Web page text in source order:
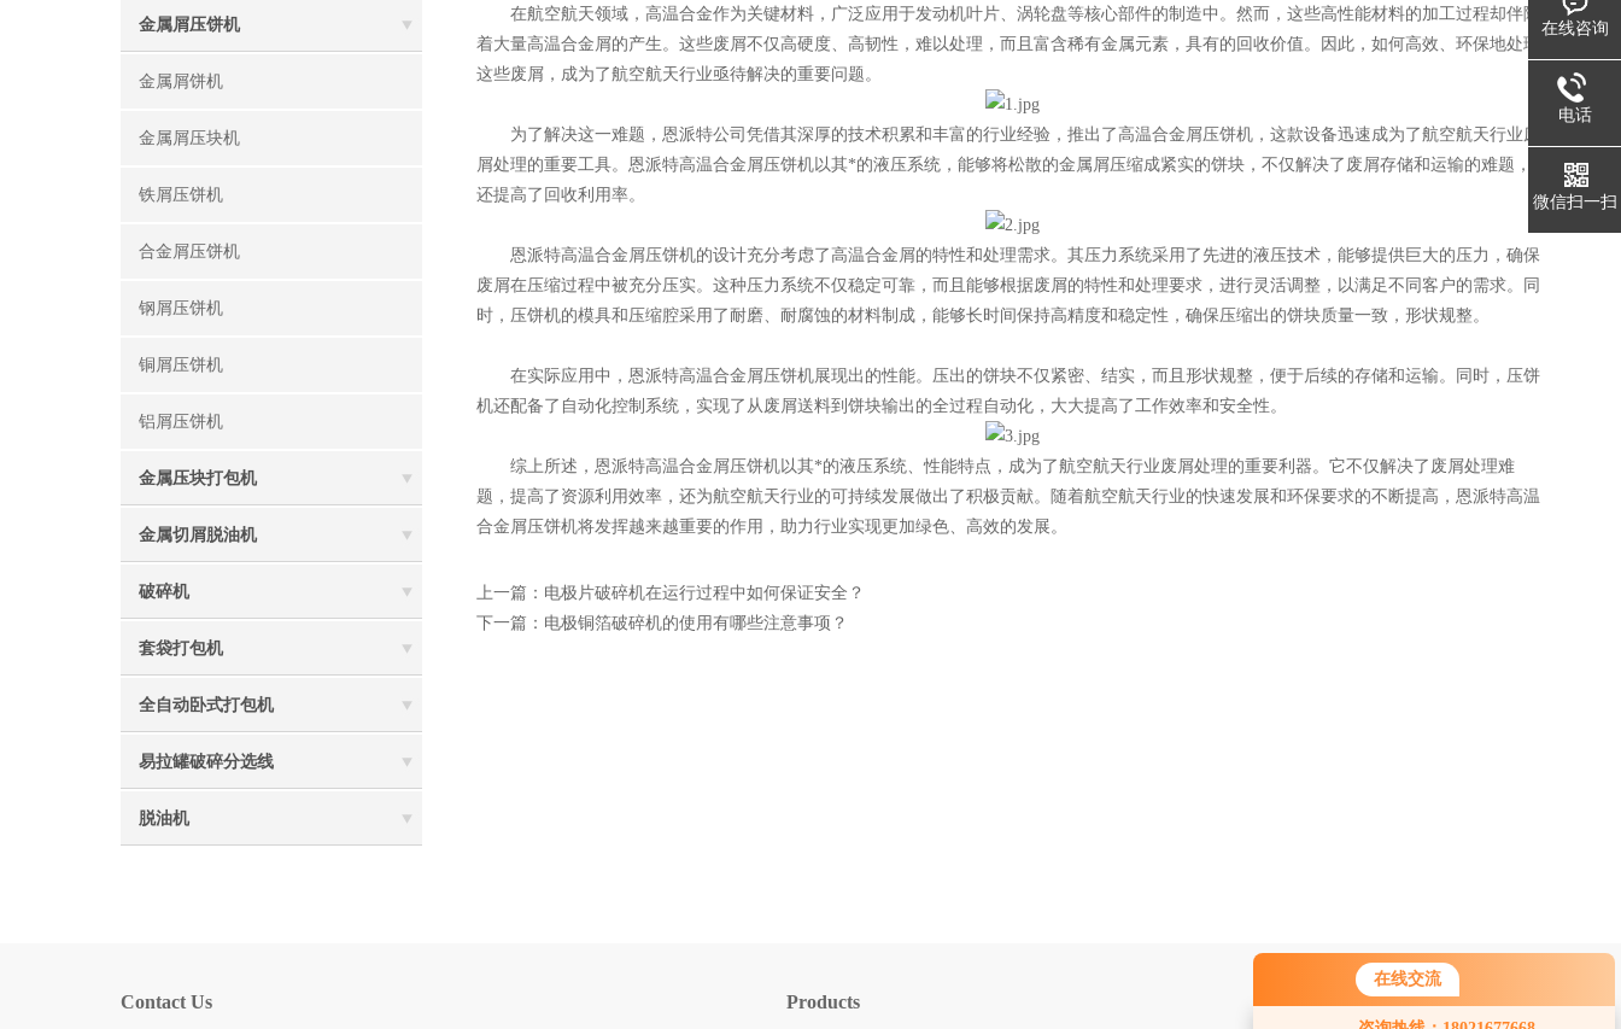
在线交流
金属屑压饼机
金属屑饼机
金属屑压块机
铁屑压饼机
合金屑压饼机
钢屑压饼机
铜屑压饼机
铝屑压饼机
金属压块打包机
金属切屑脱油机
破碎机
套袋打包机
全自动卧式打包机
易拉罐破碎分选线
脱油机
在航空航天领域，高温合金作为关键材料，广泛应用于发动机叶片、涡轮盘等核心部件的制造中。然而，这些高性能材料的加工过程却伴随
着大量高温合金屑的产生。这些废屑不仅高硬度、高韧性，难以处理，而且富含稀有金属元素，具有的回收价值。因此，如何高效、环保地处理
这些废屑，成为了航空航天行业亟待解决的重要问题。
为了解决这一难题，恩派特公司凭借其深厚的技术积累和丰富的行业经验，推出了高温合金屑压饼机，这款设备迅速成为了航空航天行业废
屑处理的重要工具。恩派特高温合金屑压饼机以其*的液压系统，能够将松散的金属屑压缩成紧实的饼块，不仅解决了废屑存储和运输的难题，
还提高了回收利用率。
恩派特高温合金屑压饼机的设计充分考虑了高温合金屑的特性和处理需求。其压力系统采用了先进的液压技术，能够提供巨大的压力，确保
废屑在压缩过程中被充分压实。这种压力系统不仅稳定可靠，而且能够根据废屑的特性和处理要求，进行灵活调整，以满足不同客户的需求。同
时，压饼机的模具和压缩腔采用了耐磨、耐腐蚀的材料制成，能够长时间保持高精度和稳定性，确保压缩出的饼块质量一致，形状规整。
在实际应用中，恩派特高温合金屑压饼机展现出的性能。压出的饼块不仅紧密、结实，而且形状规整，便于后续的存储和运输。同时，压饼
机还配备了自动化控制系统，实现了从废屑送料到饼块输出的全过程自动化，大大提高了工作效率和安全性。
综上所述，恩派特高温合金屑压饼机以其*的液压系统、性能特点，成为了航空航天行业废屑处理的重要利器。它不仅解决了废屑处理难
题，提高了资源利用效率，还为航空航天行业的可持续发展做出了积极贡献。随着航空航天行业的快速发展和环保要求的不断提高，恩派特高温
合金屑压饼机将发挥越来越重要的作用，助力行业实现更加绿色、高效的发展。
上一篇： 电极片破碎机在运行过程中如何保证安全？
下一篇： 电极铜箔破碎机的使用有哪些注意事项？
Contact Us Products
在线咨询
电话
微信扫一扫